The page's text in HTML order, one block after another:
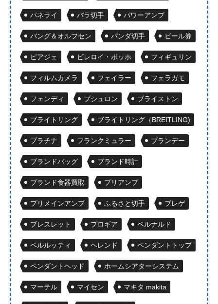
パネライ バラ切手 パワーアンプ
バング＆オルフセン パンダ切手 ビール券
ピアジェ ビレロイ・ボッホ フィギュリン
フィルムカメラ フェイラー フェラガモ
フェンディ ブシュロン ブライストン
ブライトリング ブライトリング（BREITLING)
プラチナ フランクミュラー ブランデー
ブランドバッグ ブランド時計
ブランド食器買取 プリアンプ
プリメインアンプ ふるさと切手 ブレゲ
ブレスレット プロギア ベルナルド
ベルルッティ ヘレンド ペンダントトップ
ペンダントヘッド ホームシアターシステム
マーテル マイセン マキタ makita